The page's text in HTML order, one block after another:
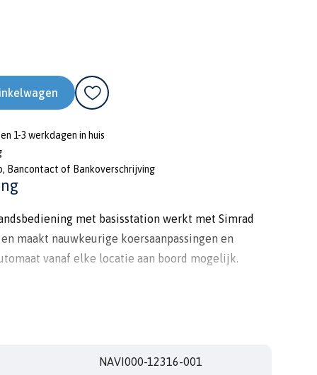
1-3 werkdagen in huis
Bancontact of Bankoverschrijving
met basisstation werkt met Simrad
maakt nauwkeurige koersaanpassingen en
vanaf elke locatie aan boord mogelijk.
biedt een bereik tot 30 meter. Het meegeleverde
maximaal vier afstandsbedieningen; er is één
NAVI000-12316-001